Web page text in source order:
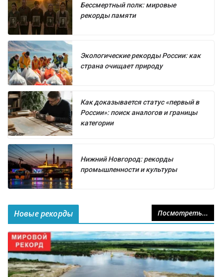
Бессмертный полк: мировые
рекорды памяти
Экологические рекорды России: как
страна очищает природу
Как доказывается статус «первый в
России»: поиск аналогов и границы
категории
Нижний Новгород: рекорды
промышленности и культуры
Новые рекорды Посмотреть...